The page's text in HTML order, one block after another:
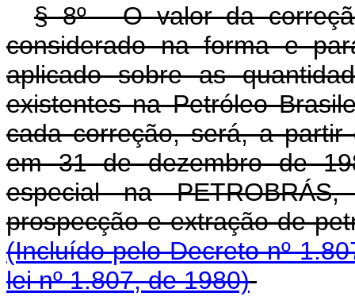
§ 8º - O valor da
considerado na forma e
aplicado sobre as
existentes na Petróleo
cada correção, será, a
em 31 de dezembro de
especial na
prospecção e extração
(Incluído pelo Decreto nº
lei nº 1.807, de 1980)